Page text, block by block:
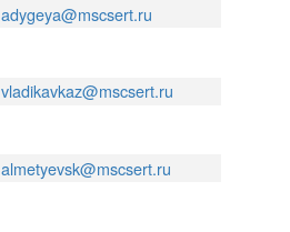
adygeya@mscsert.ru
vladikavkaz@mscsert.ru
almetyevsk@mscsert.ru